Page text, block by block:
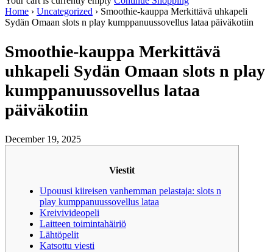
Home › Uncategorized › Smoothie-kauppa Merkittävä uhkapeli
Sydän Omaan slots n play kumppanuussovellus lataa päiväkotiin
Smoothie-kauppa Merkittävä
uhkapeli Sydän Omaan slots n play
kumppanuussovellus lataa
päiväkotiin
December 19, 2025
Viestit
Upouusi kiireisen vanhemman pelastaja: slots n
play kumppanuussovellus lataa
Kreivivideopeli
Laitteen toimintahäiriö
Lähtöpelit
Katsottu viesti